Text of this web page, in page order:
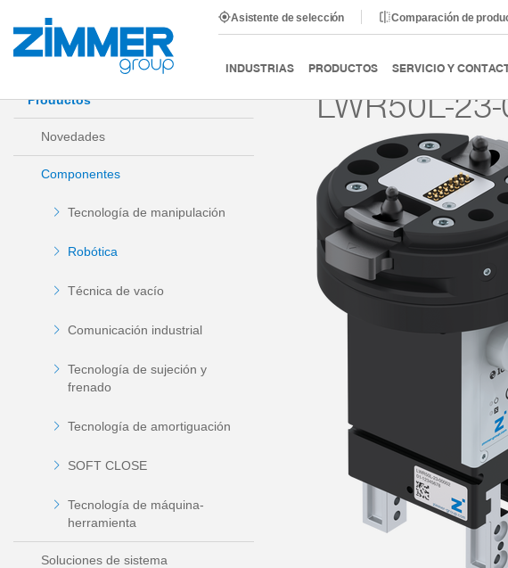
Asistente de selección Comparación de
INDUSTRIAS PRODUCTOS SERVICIO Y
Inicio Productos Componentes Robótica MATCH - End-of-
Productos
Novedades
Componentes
Tecnología de manipulación
Robótica
Técnica de vacío
Comunicación industrial
Tecnología de sujeción y
frenado
Tecnología de amortiguación
SOFT CLOSE
Tecnología de máquina-
herramienta
Soluciones de sistema
LWR50L-